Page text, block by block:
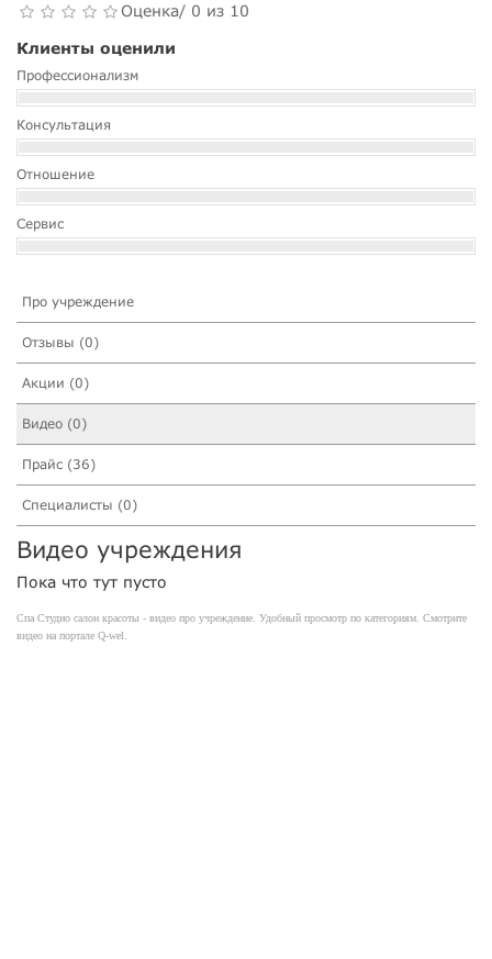
Оценка/ 0 из 10
Клиенты оценили
Профессионализм
Консультация
Отношение
Сервис
Про учреждение
Отзывы (0)
Акции (0)
Видео (0)
Прайс (36)
Специалисты (0)
Видео учреждения
Пока что тут пусто
Спа Студио салон красоты - видео про учреждение. Удобный просмотр по категориям. Смотрите
видео на портале Q-wel.